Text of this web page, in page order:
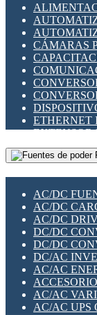
SENSORES
VARIACS
OTROS
RELÉS
RELÉS DE
RELÉS DE
RELÉS
RELÉS
SENSORES
SWITCH Y
TARJETAS
UNIÓN Y
CÁMARAS
ETHERNET
EXTENSOR
GATEWAY
GESTIÓN
PLACAS
SWITCHES
SWITCHES
TELEFONÍA
AC/DC
AC/DC
AC/DC
DC/DC
DC/DC
DC/AC
AC/AC
AC/AC
AC/AC UPS